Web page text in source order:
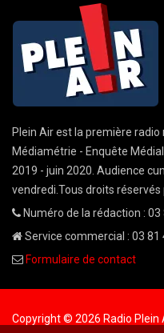
Plein Air est la première
Médiamétrie - Enquête
2019 - juin 2020. Audience
vendredi.Tous droits réservés
Numéro de la rédaction : 03
Service commercial : 03 81
Formulaire de contact
Copyright © 2026 Radio Plein